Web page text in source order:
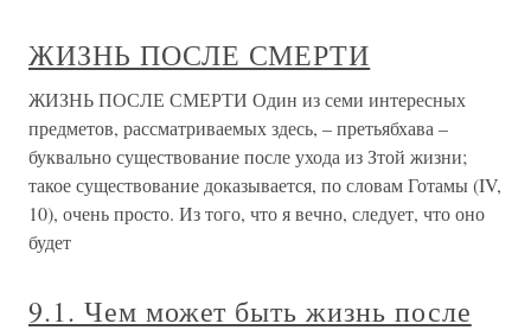
ЖИЗНЬ ПОСЛЕ СМЕРТИ
ЖИЗНЬ ПОСЛЕ СМЕРТИ Один из семи интересных
предметов, рассматриваемых здесь, – претьябхава –
буквально существование после ухода из Зтой жизни;
такое существование доказывается, по словам Готамы (IV,
10), очень просто. Из того, что я вечно, следует, что оно
будет
9.1. Чем может быть жизнь после